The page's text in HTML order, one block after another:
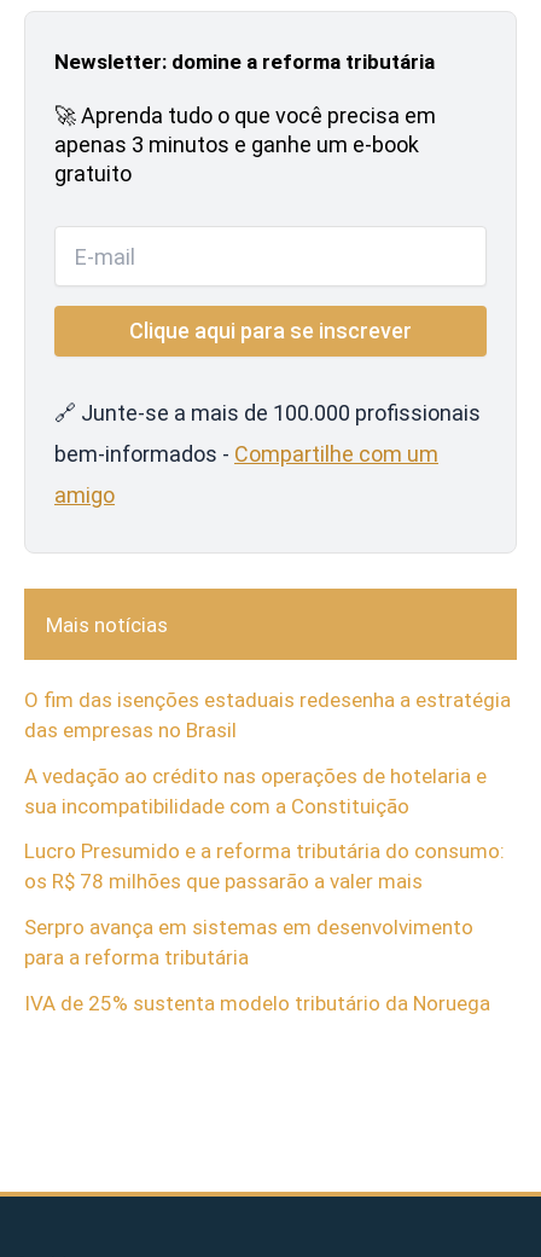
Newsletter: domine a reforma tributária
🚀 Aprenda tudo o que você precisa em
apenas 3 minutos e ganhe um e-book
gratuito
🔗 Junte-se a mais de 100.000 profissionais
bem-informados - Compartilhe com um
amigo
Mais notícias
O fim das isenções estaduais redesenha a estratégia
das empresas no Brasil
A vedação ao crédito nas operações de hotelaria e
sua incompatibilidade com a Constituição
Lucro Presumido e a reforma tributária do consumo:
os R$ 78 milhões que passarão a valer mais
Serpro avança em sistemas em desenvolvimento
para a reforma tributária
IVA de 25% sustenta modelo tributário da Noruega